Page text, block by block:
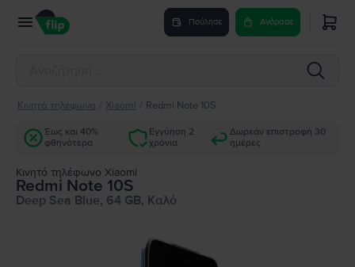
Πούλησε Αγόρασε
Κινητά τηλέφωνα Xiaomi Redmi Note 10S
Έως και 40%
φθηνότερα
Εγγύηση 2
χρόνια
Δωρεάν επιστροφή 30
ημέρες
Κινητό τηλέφωνο Xiaomi
Redmi Note 10S
Deep Sea Blue, 64 GB, Καλό